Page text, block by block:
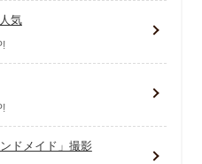
気
ドメイド」撮影